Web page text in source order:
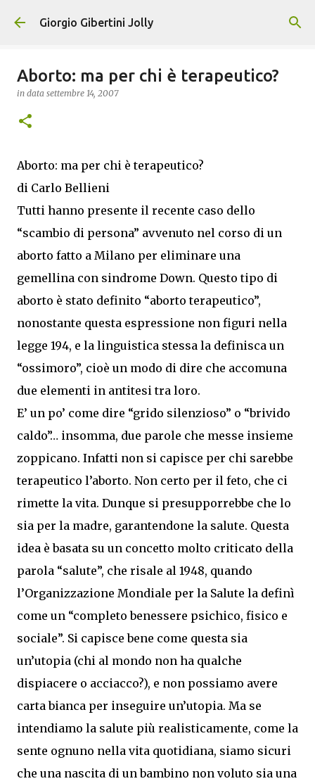
Passa ai contenuti principali
Giorgio Gibertini Jolly
Aborto: ma per chi è terapeutico?
in data settembre 14, 2007
Aborto: ma per chi è terapeutico?
di Carlo Bellieni
Tutti hanno presente il recente caso dello
“scambio di persona” avvenuto nel corso di un
aborto fatto a Milano per eliminare una
gemellina con sindrome Down. Questo tipo di
aborto è stato definito “aborto terapeutico”,
nonostante questa espressione non figuri nella
legge 194, e la linguistica stessa la definisca un
“ossimoro”, cioè un modo di dire che accomuna
due elementi in antitesi tra loro.
E’ un po’ come dire “grido silenzioso” o “brivido
caldo”… insomma, due parole che messe insieme
zoppicano. Infatti non si capisce per chi sarebbe
terapeutico l’aborto. Non certo per il feto, che ci
rimette la vita. Dunque si presupporrebbe che lo
sia per la madre, garantendone la salute. Questa
idea è basata su un concetto molto criticato della
parola “salute”, che risale al 1948, quando
l’Organizzazione Mondiale per la Salute la definì
come un “completo benessere psichico, fisico e
sociale”. Si capisce bene come questa sia
un’utopia (chi al mondo non ha qualche
dispiacere o acciacco?), e non possiamo avere
carta bianca per inseguire un’utopia. Ma se
intendiamo la salute più realisticamente, come la
sente ognuno nella vita quotidiana, siamo sicuri
che una nascita di un bambino non voluto sia una